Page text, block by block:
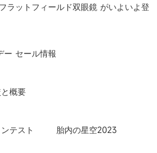
ラットフィールド双眼鏡 がいよいよ登
ー セール情報
概要
ンテスト 胎内の星空2023